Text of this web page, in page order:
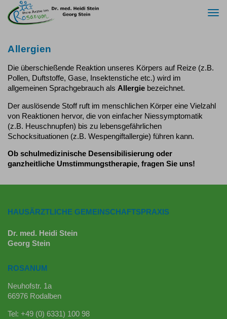
Allergien
Die überschießende Reaktion unseres Körpers auf Reize (z.B.
Pollen, Duftstoffe, Gase, Insektenstiche etc.) wird im
allgemeinen Sprachgebrauch als Allergie bezeichnet.
Der auslösende Stoff ruft im menschlichen Körper eine Vielzahl
von Reaktionen hervor, die von einfacher Niessymptomatik
(z.B. Heuschnupfen) bis zu lebensgefährlichen
Schocksituationen (z.B. Wespengiftallergie) führen kann.
Ob schulmedizinische Desensibilisierung oder
ganzheitliche Umstimmungstherapie, fragen Sie uns!
HAUSÄRZTLICHE GEMEINSCHAFTSPRAXIS
Dr. med. Heidi Stein
Georg Stein
ROSANUM
Neuhofstr. 1a
66976 Rodalben
Tel: +49 (0) 6331) 100 98